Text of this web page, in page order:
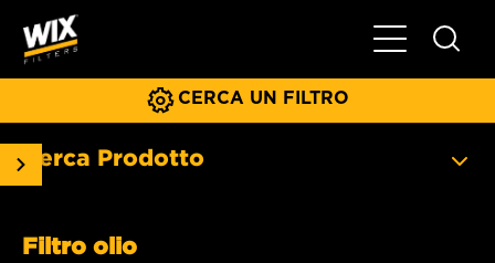
Menu
CERCA UN FILTRO
Cerca Prodotto
Filtro olio